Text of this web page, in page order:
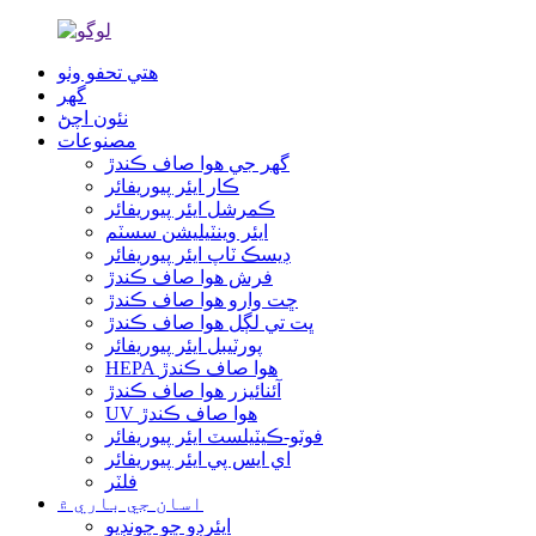
هتي تحفو وٺو
گھر
نئون اچڻ
مصنوعات
گھر جي هوا صاف ڪندڙ
ڪار ايئر پيوريفائر
ڪمرشل ايئر پيوريفائر
ايئر وينٽيليشن سسٽم
ڊيسڪ ٽاپ ايئر پيوريفائر
فرش هوا صاف ڪندڙ
ڇت وارو هوا صاف ڪندڙ
ڀت تي لڳل هوا صاف ڪندڙ
پورٽيبل ايئر پيوريفائر
HEPA هوا صاف ڪندڙ
آئنائيزر هوا صاف ڪندڙ
UV هوا صاف ڪندڙ
فوٽو-ڪيٽيلسٽ ايئر پيوريفائر
اي ايس پي ايئر پيوريفائر
فلٽر
اسان جي باري ۾
ايئرڊو ڇو چونڊيو